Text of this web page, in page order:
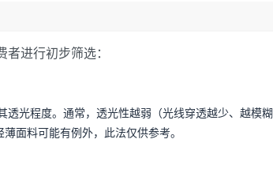
进行初步筛选：
光程度。通常，透光性越弱（光线穿透越少、越模
面料可能有例外，此法仅供参考。